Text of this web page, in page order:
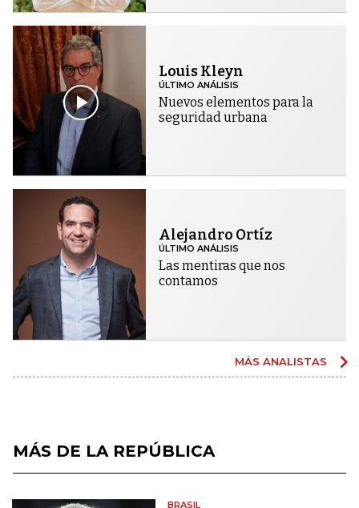
Louis Kleyn
ÚLTIMO ANÁLISIS
Nuevos elementos para la
seguridad urbana
Alejandro Ortíz
ÚLTIMO ANÁLISIS
Las mentiras que nos
contamos
MÁS ANALISTAS
MÁS DE LA REPÚBLICA
BRASIL